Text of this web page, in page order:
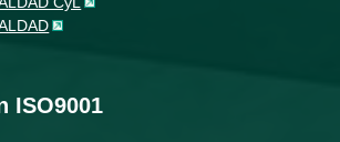
ISO9001